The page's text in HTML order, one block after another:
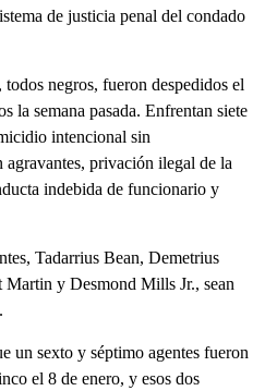
de justicia penal del condado
negros, fueron despedidos el
la semana pasada. Enfrentan siete
intencional sin
privación ilegal de la
indebida de funcionario y
Tadarrius Bean, Demetrius
y Desmond Mills Jr., sean
un sexto y séptimo agentes fueron
el 8 de enero, y esos dos